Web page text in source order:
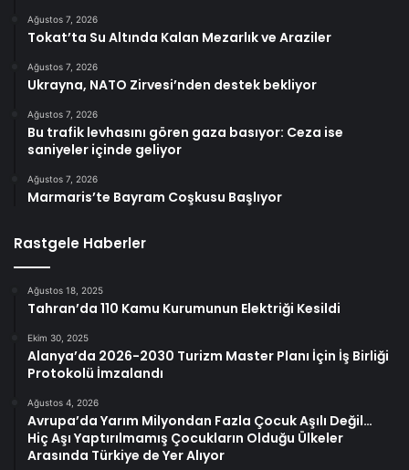
Ağustos 7, 2026
Tokat’ta Su Altında Kalan Mezarlık ve Araziler
Ağustos 7, 2026
Ukrayna, NATO Zirvesi’nden destek bekliyor
Ağustos 7, 2026
Bu trafik levhasını gören gaza basıyor: Ceza ise
saniyeler içinde geliyor
Ağustos 7, 2026
Marmaris’te Bayram Coşkusu Başlıyor
Rastgele Haberler
Ağustos 18, 2025
Tahran’da 110 Kamu Kurumunun Elektriği Kesildi
Ekim 30, 2025
Alanya’da 2026-2030 Turizm Master Planı İçin İş Birliği
Protokolü İmzalandı
Ağustos 4, 2026
Avrupa’da Yarım Milyondan Fazla Çocuk Aşılı Değil…
Hiç Aşı Yaptırılmamış Çocukların Olduğu Ülkeler
Arasında Türkiye de Yer Alıyor